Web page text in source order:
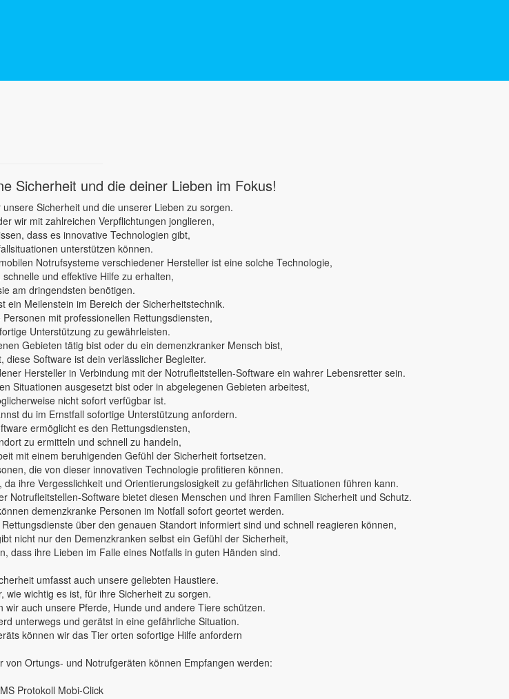
Sicherheit und die deiner Lieben im Fokus!
Sicherheit und die unserer Lieben zu sorgen.
wir mit zahlreichen Verpflichtungen jonglieren,
dass es innovative Technologien gibt,
unterstützen können.
Notrufsysteme verschiedener Hersteller ist eine solche Technologie,
und effektive Hilfe zu erhalten,
am dringendsten benötigen.
ein Meilenstein im Bereich der Sicherheitstechnik.
mit professionellen Rettungsdiensten,
Unterstützung zu gewährleisten.
Gebieten tätig bist oder du ein demenzkranker Mensch bist,
diese Software ist dein verlässlicher Begleiter.
Hersteller in Verbindung mit der Notrufleitstellen-Software ein wahrer Lebensretter sein.
Situationen ausgesetzt bist oder in abgelegenen Gebieten arbeitest,
nicht sofort verfügbar ist.
du im Ernstfall sofortige Unterstützung anfordern.
ermöglicht es den Rettungsdiensten,
zu ermitteln und schnell zu handeln,
mit einem beruhigenden Gefühl der Sicherheit fortsetzen.
die von dieser innovativen Technologie profitieren können.
ihre Vergesslichkeit und Orientierungslosigkeit zu gefährlichen Situationen führen kann.
Software bietet diesen Menschen und ihren Familien Sicherheit und Schutz.
demenzkranke Personen im Notfall sofort geortet werden.
über den genauen Standort informiert sind und schnell reagieren können,
nicht nur den Demenzkranken selbst ein Gefühl der Sicherheit,
dass ihre Lieben im Falle eines Notfalls in guten Händen sind.
umfasst auch unsere geliebten Haustiere.
wie wichtig es ist, für ihre Sicherheit zu sorgen.
wir auch unsere Pferde, Hunde und andere Tiere schützen.
unterwegs und gerätst in eine gefährliche Situation.
können wir das Tier orten sofortige Hilfe anfordern
von Ortungs- und Notrufgeräten können Empfangen werden:
Protokoll Mobi-Click